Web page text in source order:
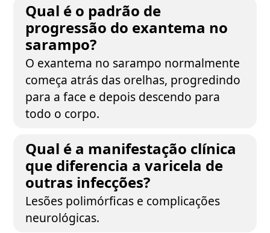
Qual é o padrão de
progressão do exantema no
sarampo?
O exantema no sarampo normalmente
começa atrás das orelhas, progredindo
para a face e depois descendo para
todo o corpo.
Qual é a manifestação clínica
que diferencia a varicela de
outras infecções?
Lesões polimórficas e complicações
neurológicas.